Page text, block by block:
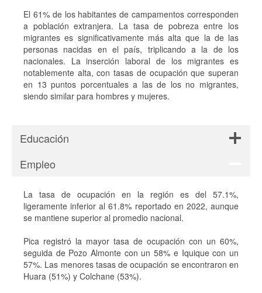
El 61% de los habitantes de campamentos corresponden
a población extranjera. La tasa de pobreza entre los
migrantes es significativamente más alta que la de las
personas nacidas en el país, triplicando a la de los
nacionales​​. La inserción laboral de los migrantes es
notablemente alta, con tasas de ocupación que superan
en 13 puntos porcentuales a las de los no migrantes,
siendo similar para hombres y mujeres​.
Educación
Empleo
La tasa de ocupación en la región es del 57.1%,
ligeramente inferior al 61.8% reportado en 2022, aunque
se mantiene superior al promedio nacional.
Pica registró la mayor tasa de ocupación con un 60%,
seguida de Pozo Almonte con un 58% e Iquique con un
57%. Las menores tasas de ocupación se encontraron en
Huara (51%) y Colchane (53%).